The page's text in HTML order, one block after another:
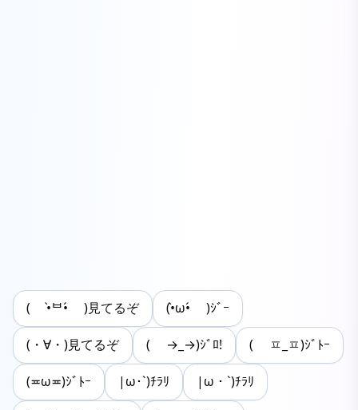
( •̀ᄇ•́ )見てるぞ (•̀ω•́ )ｼﾞｰ
(・∀・)見てるぞ ( →_→)ｼﾞﾛ! ( ㅍ_ㅍ)ｼﾞﾄｰ
(≖ω≖)ｼﾞﾄｰ |ω･`)ﾁﾗﾘ |ω・`)ﾁﾗﾘ